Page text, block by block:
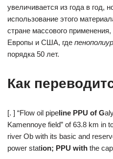
увеличивается из года в год,
использование этого
стране массового
Европы и США, где
порядка 50 лет.
Как
[. ] “Flow oil pipeline PPU of G
Kamennoye field” of 63.8 km in
river Ob with its basic and
power station; PPU with the